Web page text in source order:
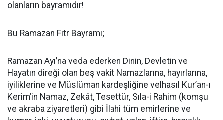
olanların bayramıdır!
Bu Ramazan Fıtr Bayramı;
Ramazan Ayı’na veda ederken Dinin, Devletin ve
Hayatın direği olan beş vakit Namazlarına, hayırlarına,
iyiliklerine ve Müslüman kardeşliğine velhasıl Kur’an-ı
Kerim’in Namaz, Zekât, Tesettür, Sıla-i Rahim (komşu
ve akraba ziyaretleri) gibi İlahi tüm emirlerine ve